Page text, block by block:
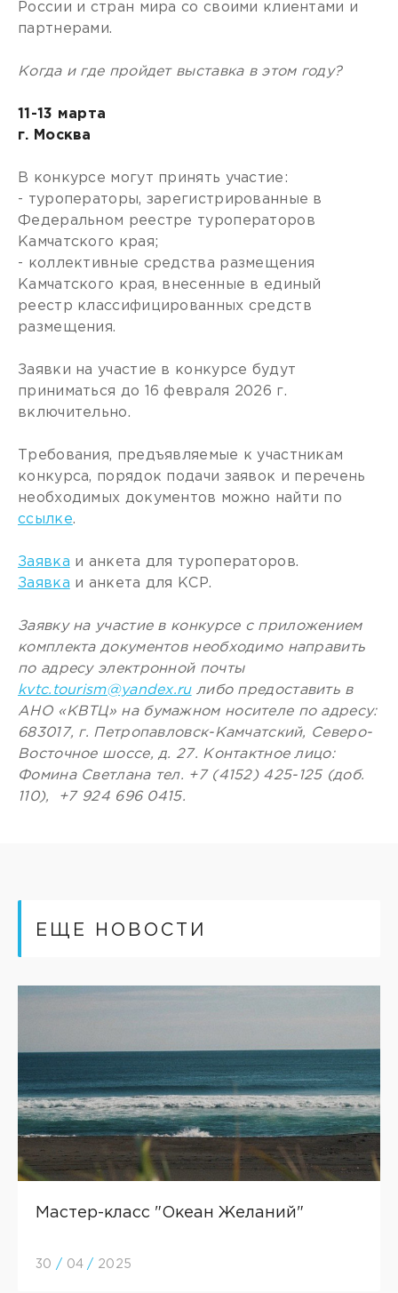
России и стран мира со своими клиентами и
партнерами.
Когда и где пройдет выставка в этом году?
11-13 марта
г. Москва
В конкурсе могут принять участие:
- туроператоры, зарегистрированные в
Федеральном реестре туроператоров
Камчатского края;
- коллективные средства размещения
Камчатского края, внесенные в единый
реестр классифицированных средств
размещения.
Заявки на участие в конкурсе будут
приниматься до 16 февраля 2026 г.
включительно.
Требования, предъявляемые к участникам
конкурса, порядок подачи заявок и перечень
необходимых документов можно найти по
ссылке.
Заявка и анкета для туроператоров.
Заявка и анкета для КСР.
Заявку на участие в конкурсе с приложением
комплекта документов необходимо направить
по адресу электронной почты
kvtc.tourism@yandex.ruлибо предоставить в
АНО «КВТЦ» на бумажном носителе по адресу:
683017, г. Петропавловск-Камчатский, Северо-
Восточное шоссе, д. 27. Контактное лицо:
Фомина Светлана тел. +7 (4152) 425-125 (доб.
110), +7 924 696 0415.
ЕЩЕ НОВОСТИ
Мастер-класс "Океан Желаний"
30 / 04 / 2025